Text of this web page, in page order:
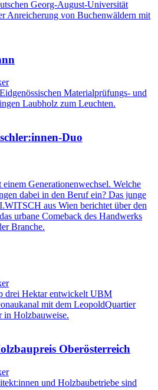
Georg-August-Universität
Anreicherung von Buchenwäldern mit
Materialprüfungs- und
Laubholz zum Leuchten.
Duo
Generationenwechsel. Welche
dabei in den Beruf ein? Das junge
aus Wien berichtet über den
urbane Comeback des Handwerks
Branche.
drei Hektar entwickelt UBM
mit dem LeopoldQuartier
in Holzbauweise.
Oberösterreich
und Holzbaubetriebe sind